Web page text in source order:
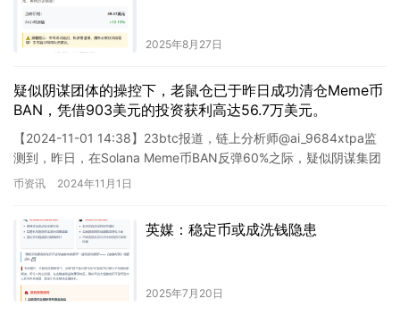
2025年8月27日
疑似阴谋团体的操控下，老鼠仓已于昨日成功清仓Meme币
BAN，凭借903美元的投资获利高达56.7万美元。
【2024-11-01 14:38】23btc报道，链上分析师@ai_9684xtpa监
测到，昨日，在Solana Meme币BAN反弹60%之际，疑似阴谋集团
或老鼠仓地址2giq…
币资讯 2024年11月1日
英媒：稳定币或成洗钱隐患
2025年7月20日